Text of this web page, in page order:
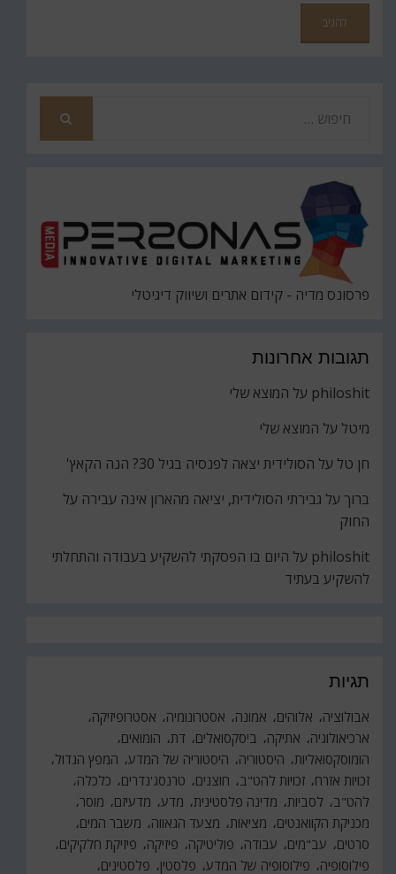
פרסונס מדיה - קידום אתרים ושיווק דיגיטלי
תגובות אחרונות
philoshit על המוצא שלי
מיטל על המוצא שלי
חן טל על הסולידית יצאה לפנסיה בגיל 30? הנה הקאץ'
ברוך על גבירתי הסולידית, יציאה מהארון אינה עבירה על
החוק
philoshit על היום בו הפסקתי להשקיע בעבודה והתחלתי
להשקיע בעתיד
תגיות
אבולוציה אלוהים אמונה אסטרונומיה
אסטרופיזיקה
ארכיאולוגיה
אתיקה ביסקסואלים דת הומואים
הומוסקסואליות היסטוריה היסטוריה של המדע המפץ הגדול
זכויות אזרח זכויות להט"ב חוצנים טרנסג'נדרים
כלכלה
להט"ב
לסביות מדינה פלסטינית מדע מדעיזם
מוסר
מכניקת הקוואנטים
מציאות מצעד הגאווה
משבר המים
סרטים
עב"מים עבודה פוליטיקה פיזיקה
פיזיקת חלקיקים
פילוסופיה
פילוסופיה של המדע פלסטין פלסטינים